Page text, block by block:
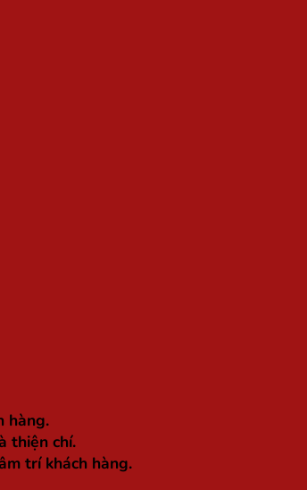
hàng.
thiện chí.
trí khách hàng.